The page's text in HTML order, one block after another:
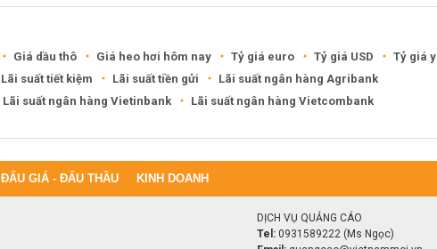
Giá dầu thô Giá heo hơi hôm nay Tỷ giá euro Tỷ giá USD
Tỷ giá
Lãi suất tiết kiệm Lãi suất tiền gửi
Lãi suất ngân hàng Agribank
Lãi suất ngân hàng Vietinbank Lãi suất ngân hàng Vietcombank
ĐẤU GIÁ - ĐẤU THẦU KINH DOANH
DỊCH VỤ QUẢNG CÁO
Tel: 0931589222 (Ms Ngọc)